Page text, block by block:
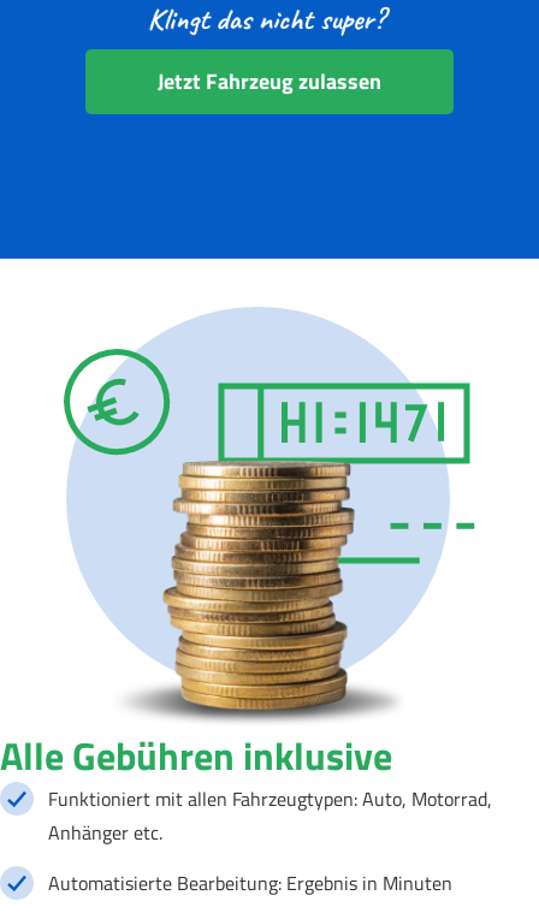
Jetzt Fahrzeug zulassen
Alle Gebühren inklusive
Funktioniert mit allen Fahrzeugtypen: Auto, Motorrad,
Anhänger etc.
Automatisierte Bearbeitung: Ergebnis in Minuten